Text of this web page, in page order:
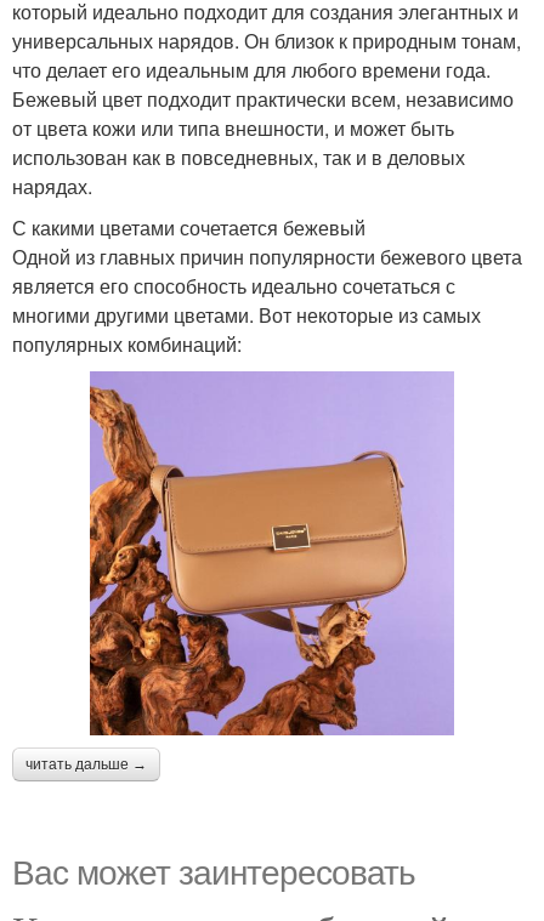
который идеально подходит для создания элегантных и
универсальных нарядов. Он близок к природным тонам,
что делает его идеальным для любого времени года.
Бежевый цвет подходит практически всем, независимо
от цвета кожи или типа внешности, и может быть
использован как в повседневных, так и в деловых
нарядах.
С какими цветами сочетается бежевый
Одной из главных причин популярности бежевого цвета
является его способность идеально сочетаться с
многими другими цветами. Вот некоторые из самых
популярных комбинаций:
читать дальше →
Вас может заинтересовать